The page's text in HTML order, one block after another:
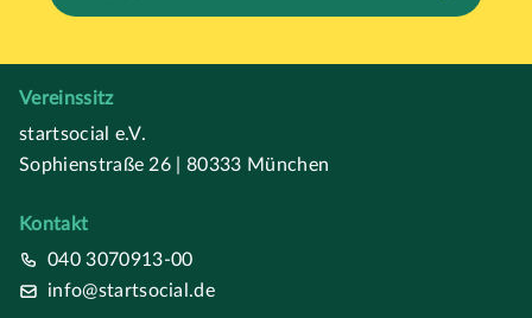
Vereinssitz
startsocial e.V.
Sophienstraße 26 | 80333 München
Kontakt
040 3070913-00
info@startsocial.de